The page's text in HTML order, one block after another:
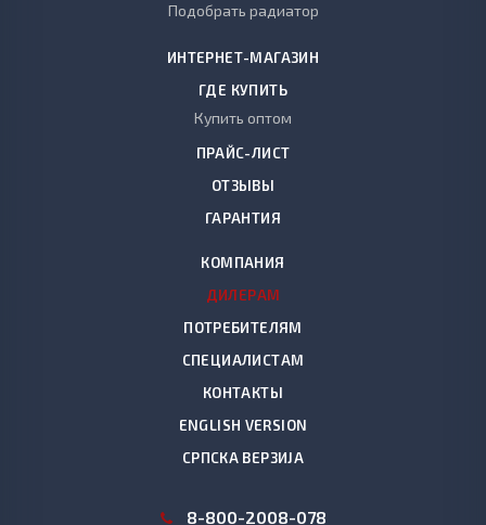
Подобрать радиатор
ИНТЕРНЕТ-МАГАЗИН
ГДЕ КУПИТЬ
Купить оптом
ПРАЙС-ЛИСТ
ОТЗЫВЫ
ГАРАНТИЯ
КОМПАНИЯ
ДИЛЕРАМ
ПОТРЕБИТЕЛЯМ
СПЕЦИАЛИСТАМ
КОНТАКТЫ
ENGLISH VERSION
СРПСКА ВЕРЗИЈА
8-800-2008-078